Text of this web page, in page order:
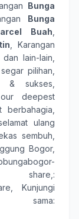
Bunga
Bunga
Buah
, Karangan
, dan lain-lain,
segar pilihan,
& sukses
our deepest
berbahagia
ulang
sembuh
Bogor,
:
, Kunjungi